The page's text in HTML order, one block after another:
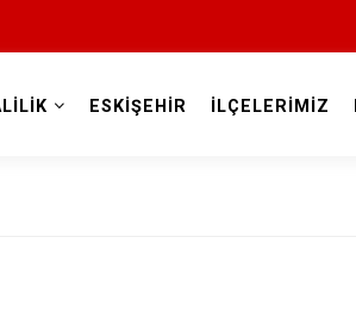
ESKİŞEHİR İLÇELERİMİZ